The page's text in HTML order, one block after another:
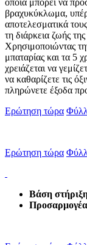
βραχυκύκλωμα,
αποτελεσματικά
τη διάρκεια ζωής
Χρησιμοποιώντας
μπαταρίας και τα 5
χρειάζεται να
να καθαρίζετε τις
πληρώνετε έξοδα
Ερώτηση τώρα
Ερώτηση τώρα
Βάση